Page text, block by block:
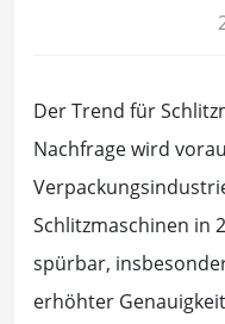
Der Trend für
Nachfrage wird
Schlitzmaschinen in
spürbar,
erhöhter